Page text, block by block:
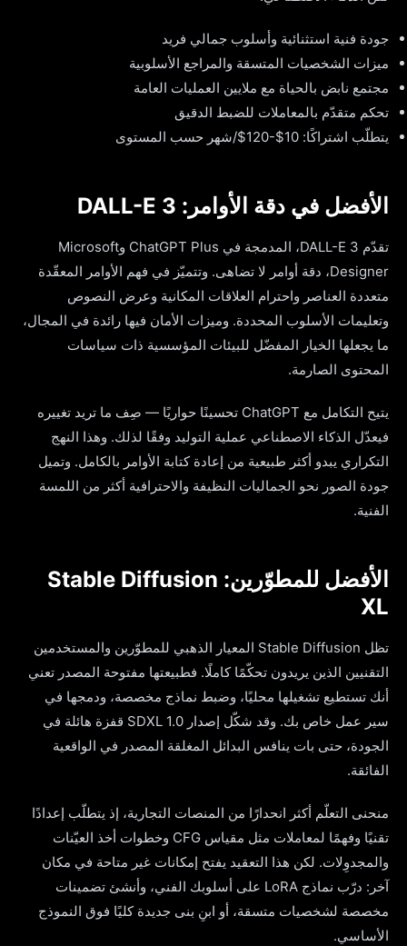
جودة فنية استثنائية وأسلوب جمالي فريد
ميزات الشخصيات المتسقة والمراجع الأسلوبية
مجتمع نابض بالحياة مع ملايين العمليات العامة
تحكم متقدّم بالمعاملات للضبط الدقيق
يتطلّب اشتراكًا: 10$-120$/شهر حسب المستوى
الأفضل في دقة الأوامر: DALL-E 3
تقدّم DALL-E 3، المدمجة في ChatGPT Plus وMicrosoft
Designer، دقة أوامر لا تضاهى. وتتميّز في فهم الأوامر المعقّدة
متعددة العناصر واحترام العلاقات المكانية وعرض النصوص
وتعليمات الأسلوب المحددة. وميزات الأمان فيها رائدة في المجال،
ما يجعلها الخيار المفضّل للبيئات المؤسسية ذات سياسات
المحتوى الصارمة.
يتيح التكامل مع ChatGPT تحسينًا حواريًا — صِف ما تريد تغييره
فيعدّل الذكاء الاصطناعي عملية التوليد وفقًا لذلك. وهذا النهج
التكراري يبدو أكثر طبيعية من إعادة كتابة الأوامر بالكامل. وتميل
جودة الصور نحو الجماليات النظيفة والاحترافية أكثر من اللمسة
الفنية.
الأفضل للمطوّرين: Stable Diffusion
XL
تظل Stable Diffusion المعيار الذهبي للمطوّرين والمستخدمين
التقنيين الذين يريدون تحكّمًا كاملًا. فطبيعتها مفتوحة المصدر تعني
أنك تستطيع تشغيلها محليًا، وضبط نماذج مخصصة، ودمجها في
سير عمل خاص بك. وقد شكّل إصدار SDXL 1.0 قفزة هائلة في
الجودة، حتى بات ينافس البدائل المغلقة المصدر في الواقعية
الفائقة.
منحنى التعلّم أكثر انحدارًا من المنصات التجارية، إذ يتطلّب إعدادًا
تقنيًا وفهمًا لمعاملات مثل مقياس CFG وخطوات أخذ العيّنات
والمجدوِلات. لكن هذا التعقيد يفتح إمكانات غير متاحة في مكان
آخر: درّب نماذج LoRA على أسلوبك الفني، وأنشئ تضمينات
مخصصة لشخصيات متسقة، أو ابنِ بنى جديدة كليًا فوق النموذج
الأساسي.